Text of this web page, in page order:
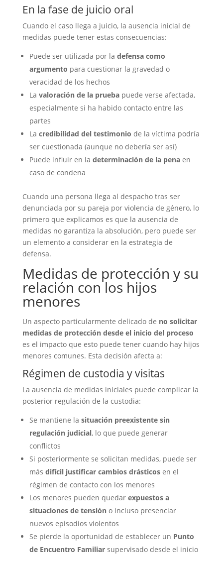
En la fase de juicio oral
Cuando el caso llega a juicio, la ausencia inicial de
medidas puede tener estas consecuencias:
Puede ser utilizada por la defensa como
argumento para cuestionar la gravedad o
veracidad de los hechos
La valoración de la pruebapuede verse afectada,
especialmente si ha habido contacto entre las
partes
La credibilidad del testimonio de la víctima podría
ser cuestionada (aunque no debería ser así)
Puede influir en la determinación de la penaen
caso de condena
Cuando una persona llega al despacho tras ser
denunciada por su pareja por violencia de género, lo
primero que explicamos es que la ausencia de
medidas no garantiza la absolución, pero puede ser
un elemento a considerar en la estrategia de
defensa.
Medidas de protección y su
relación con los hijos
menores
Un aspecto particularmente delicado de no solicitar
medidas de protección desde el inicio del proceso
es el impacto que esto puede tener cuando hay hijos
menores comunes. Esta decisión afecta a:
Régimen de custodia y visitas
La ausencia de medidas iniciales puede complicar la
posterior regulación de la custodia:
Se mantiene la situación preexistente sin
regulación judicial, lo que puede generar
conflictos
Si posteriormente se solicitan medidas, puede ser
más difícil justificar cambios drásticosen el
régimen de contacto con los menores
Los menores pueden quedar expuestos a
situaciones de tensióno incluso presenciar
nuevos episodios violentos
Se pierde la oportunidad de establecer un Punto
de Encuentro Familiarsupervisado desde el inicio